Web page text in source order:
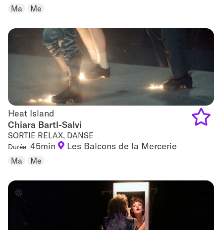
Ma Me
Heat Island
Heat Island
Chiara Bartl-Salvi
SORTIE RELAX, DANSE
Durée 45min Les Balcons de la Mercerie
Ma Me